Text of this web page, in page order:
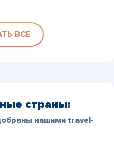
ВСЕ
страны:
нашими travel-